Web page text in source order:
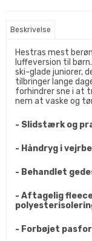
Beskrivelse
Hestras mest
luffeversion til
ski-glade juniorer,
tilbringer lange
forhindrer sne i at
nem at vaske og
- Slidstærk og
- Håndryg i
- Behandlet
- Aftagelig
- Forbøjet